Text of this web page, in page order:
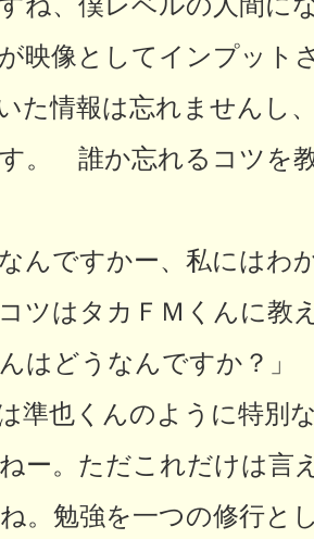
映像としてインプット
た情報は忘れませんし
。 誰か忘れるコツを
んですかー、私にはわ
ツはタカＦＭくんに教
はどうなんですか？」
準也くんのように特別
ー。ただこれだけは言
。勉強を一つの修行と